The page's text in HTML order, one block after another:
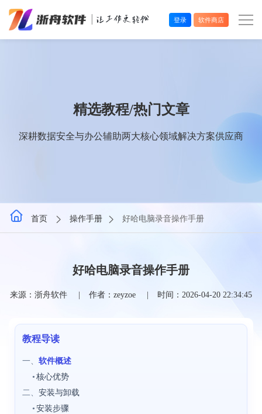
登录 软件商店
精选教程/热门文章
深耕数据安全与办公辅助两大核心领域解决方案供应商
首页 操作手册 好哈电脑录音操作手册
好哈电脑录音操作手册
来源：浙舟软件 作者：zeyzoe 时间：2026-04-20 22:34:45
教程导读
一、 软件概述
• 核心优势
二、 安装与卸载
• 安装步骤